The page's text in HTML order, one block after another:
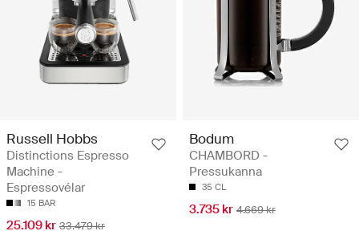
Russell Hobbs
Distinctions Espresso
Machine -
Espressovélar
15 BAR
25.109 kr 33.479 kr
Bodum
CHAMBORD -
Pressukanna
35 CL
3.735 kr 4.669 kr